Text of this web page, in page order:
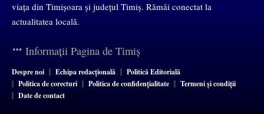
viața din Timișoara și județul Timiș. Rămâi conectat la
actualitatea locală.
Informații Pagina de Timiș
Despre noi Echipa redacțională
Politică Editorială
Politica de corecturi
Politica de confidențialitate
Termeni și condiții
Date de contact